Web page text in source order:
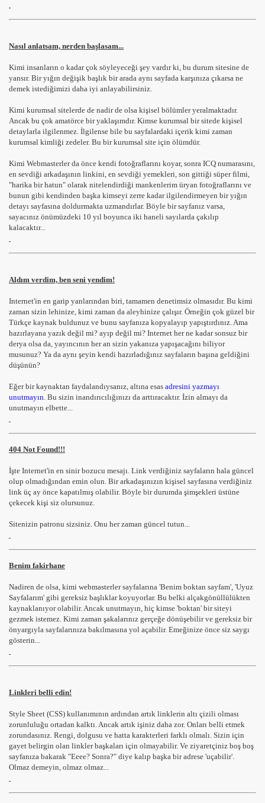
Nasıl anlatsam, nerden başlasam...
Kimi insanların o kadar çok söyleyeceği şey vardır ki, bu durum sitesine de
yansır. Bir yığın değişik başlık bir arada aynı sayfada karşınıza çıkarsa ne
demek istediğimizi daha iyi anlayabilirsiniz.
Kimi kurumsal sitelerde de nadir de olsa kişisel bölümler yeralmaktadır.
Ancak bu çok amatörce bir yaklaşımdır. Kimse kurumsal bir sitede kişisel
detaylarla ilgilenmez. İlgilense bile bu sayfalardaki içerik kimi zaman
kurumsal kimliği zedeler. Bu bir kurumsal site için ölümdür.
Kimi Webmasterler da önce kendi fotoğraflarını koyar, sonra ICQ numarasını,
en sevdiği arkadaşının linkini, en sevdiği yemekleri, son gittiği süper filmi,
"harika bir hatun" olarak nitelendirdiği mankenlerim üryan fotoğraflarını ve
bunun gibi kendinden başka kimseyi zerre kadar ilgilendirmeyen bir yığın
detayı sayfasına doldurmakta uzmandırlar. Böyle bir sayfanız varsa,
sayacınız önümüzdeki 10 yıl boyunca iki haneli sayılarda çakılıp
kalacaktır...
Aldım verdim, ben seni yendim!
Internet'in en garip yanlarından biri, tamamen denetimsiz olmasıdır. Bu kimi
zaman sizin lehinize, kimi zaman da aleyhinize çalışır. Örneğin çok güzel bir
Türkçe kaynak buldunuz ve bunu sayfanıza kopyalayıp yapıştırdınız. Ama
hazırlayana yazık değil mi? ayıp değil mi? Internet her ne kadar sonsuz bir
derya olsa da, yayıncının her an sizin yakanıza yapışacağını biliyor
musunuz? Ya da aynı şeyin kendi hazırladığınız sayfaların başına geldiğini
düşünün?
Eğer bir kaynaktan faydalandıysanız, altına esas adresini yazmayı
unutmayın. Bu sizin inandırıcılığınızı da arttıracaktır. İzin almayı da
unutmayın elbette...
404 Not Found!!!
İşte Internet'in en sinir bozucu mesajı. Link verdiğiniz sayfaların hala güncel
olup olmadığından emin olun. Bir arkadaşınızın kişisel sayfasına verdiğiniz
link üç ay önce kapatılmış olabilir. Böyle bir durumda şimşekleri üstüne
çekecek kişi siz olursunuz.
Sitenizin patronu sizsiniz. Onu her zaman güncel tutun...
Benim fakirhane
Nadiren de olsa, kimi webmasterler sayfalarına 'Benim boktan sayfam', 'Uyuz
Sayfalarım' gibi gereksiz başlıklar koyuyorlar. Bu belki alçakgönüllülükten
kaynaklanıyor olabilir. Ancak unutmayın, hiç kimse 'boktan' bir siteyi
gezmek istemez. Kimi zaman şakalarınız gerçeğe dönüşebilir ve gereksiz bir
önyargıyla sayfalarınıza bakılmasına yol açabilir. Emeğinize önce siz saygı
gösterin...
Linkleri belli edin!
Style Sheet (CSS) kullanımının ardından artık linklerin altı çizili olması
zorunluluğu ortadan kalktı. Ancak artık işiniz daha zor. Onları belli etmek
zorundasınız. Rengi, dolgusu ve hatta karakterleri farklı olmalı. Sizin için
gayet belirgin olan linkler başkaları için olmayabilir. Ve ziyaretçiniz boş boş
sayfanıza bakarak "Eeee? Sonra?" diye kalıp başka bir adrese 'uçabilir'.
Olmaz demeyin, olmaz olmaz...